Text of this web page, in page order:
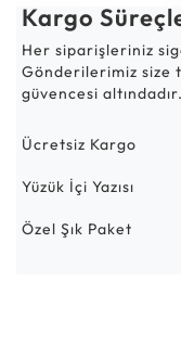
Kargo
Her siparişleriniz
Gönderilerimiz size
güvencesi altındadır.
Ücretsiz Kargo
Yüzük İçi Yazısı
Özel Şık Paket